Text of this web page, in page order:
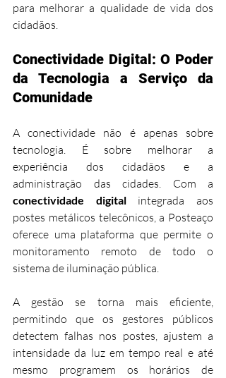
para melhorar a qualidade de vida dos
cidadãos.
Conectividade Digital: O Poder
da Tecnologia a Serviço da
Comunidade
A conectividade não é apenas sobre
tecnologia. É sobre melhorar a
experiência dos cidadãos e a
conectividade digital integrada aos
postes metálicos telecônicos, a Posteaço
oferece uma plataforma que permite o
monitoramento remoto de todo o
sistema de iluminação pública.
A gestão se torna mais eficiente,
permitindo que os gestores públicos
detectem falhas nos postes, ajustem a
intensidade da luz em tempo real e até
mesmo programem os horários de